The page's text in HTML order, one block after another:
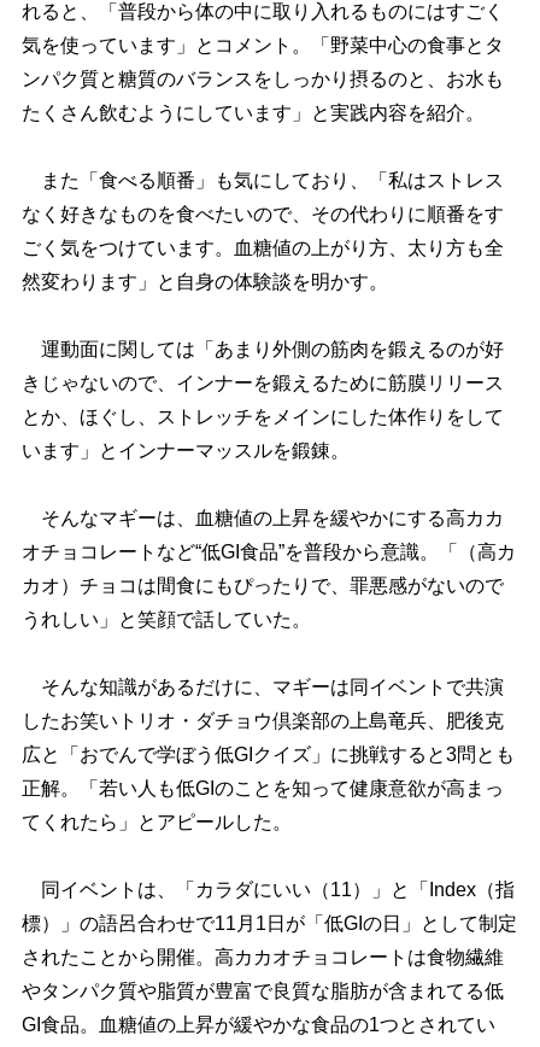
れると、「普段から体の中に取り入れるものにはすごく
気を使っています」とコメント。「野菜中心の食事とタ
ンパク質と糖質のバランスをしっかり摂るのと、お水も
たくさん飲むようにしています」と実践内容を紹介。
また「食べる順番」も気にしており、「私はストレス
なく好きなものを食べたいので、その代わりに順番をす
ごく気をつけています。血糖値の上がり方、太り方も全
然変わります」と自身の体験談を明かす。
運動面に関しては「あまり外側の筋肉を鍛えるのが好
きじゃないので、インナーを鍛えるために筋膜リリース
とか、ほぐし、ストレッチをメインにした体作りをして
います」とインナーマッスルを鍛錬。
そんなマギーは、血糖値の上昇を緩やかにする高カカ
オチョコレートなど“低GI食品”を普段から意識。「（高カ
カオ）チョコは間食にもぴったりで、罪悪感がないので
うれしい」と笑顔で話していた。
そんな知識があるだけに、マギーは同イベントで共演
したお笑いトリオ・ダチョウ倶楽部の上島竜兵、肥後克
広と「おでんで学ぼう低GIクイズ」に挑戦すると3問とも
正解。「若い人も低GIのことを知って健康意欲が高まっ
てくれたら」とアピールした。
同イベントは、「カラダにいい（11）」と「Index（指
標）」の語呂合わせで11月1日が「低GIの日」として制定
されたことから開催。高カカオチョコレートは食物繊維
タンパク質や脂質が豊富で良質な脂肪が含まれてる低
GI食品。血糖値の上昇が緩やかな食品の1つとされてい